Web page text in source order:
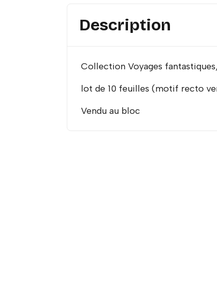
Description
Collection Voyages
lot de 10 feuilles (motif recto
Vendu au bloc